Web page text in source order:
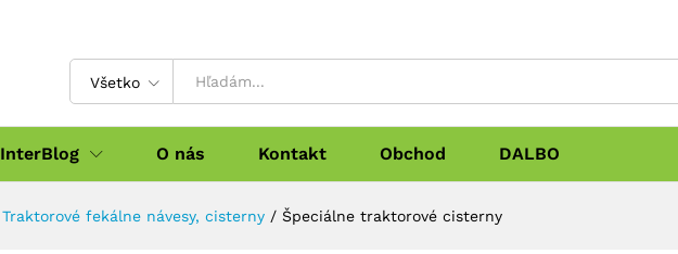
Všetko
InterBlog O nás Kontakt Obchod DALBO
Traktorové fekálne návesy, cisterny / Špeciálne traktorové cisterny